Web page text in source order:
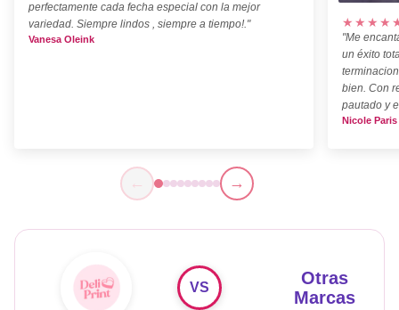
perfectamente cada fecha especial con la mejor
variedad. Siempre lindos , siempre a tiempo!."
Vanesa Oleink
"Me
un éxito
bien. Con
pautado y
Nicole Paris
← →
Otras
Marcas
VS